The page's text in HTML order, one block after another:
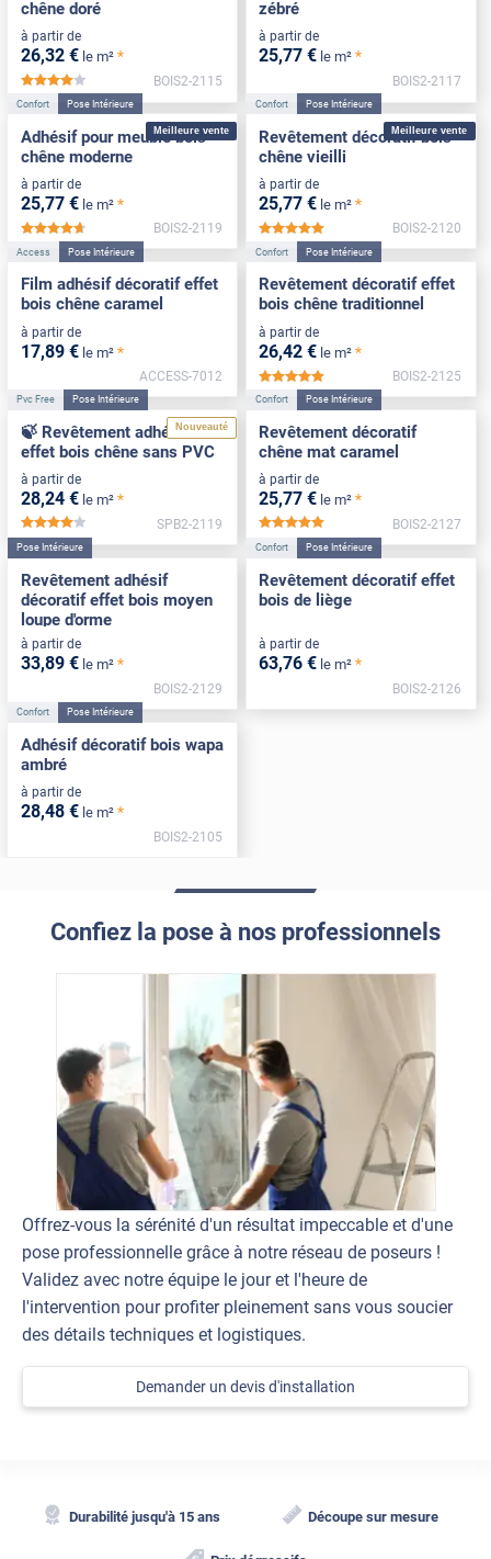
chêne doré
à partir de
26,32 € le m² *
*****
BOIS2-2115
zébré
à partir de
25,77 € le m² *
BOIS2-2117
Meilleure vente
Confort Pose Intérieure
Adhésif pour meuble bois
chêne moderne
à partir de
25,77 € le m² *
*****
BOIS2-2119
Meilleure vente
Confort Pose Intérieure
Revêtement décoratif bois
chêne vieilli
à partir de
25,77 € le m² *
BOIS2-2120
Access Pose Intérieure
Film adhésif décoratif effet
bois chêne caramel
à partir de
17,89 € le m² *
ACCESS-7012
Confort Pose Intérieure
Revêtement décoratif effet
bois chêne traditionnel
à partir de
26,42 € le m² *
BOIS2-2125
Nouveauté
Pvc Free Pose Intérieure
🍃 Revêtement adhésif
effet bois chêne sans PVC
à partir de
28,24 € le m² *
*****
SPB2-2119
Confort Pose Intérieure
Revêtement décoratif
chêne mat caramel
à partir de
25,77 € le m² *
BOIS2-2127
Pose Intérieure
Revêtement adhésif
décoratif effet bois moyen
loupe d'orme
à partir de
33,89 € le m² *
BOIS2-2129
Confort Pose Intérieure
Revêtement décoratif effet
bois de liège
à partir de
63,76 € le m² *
BOIS2-2126
Confort Pose Intérieure
Adhésif décoratif bois wapa
ambré
à partir de
28,48 € le m² *
BOIS2-2105
Confiez la pose à nos professionnels
Offrez-vous la sérénité d'un résultat impeccable et d'une
pose professionnelle grâce à notre réseau de poseurs !
Validez avec notre équipe le jour et l'heure de
l'intervention pour profiter pleinement sans vous soucier
des détails techniques et logistiques.
Demander un devis d'installation
Durabilité jusqu'à 15 ans Découpe sur mesure